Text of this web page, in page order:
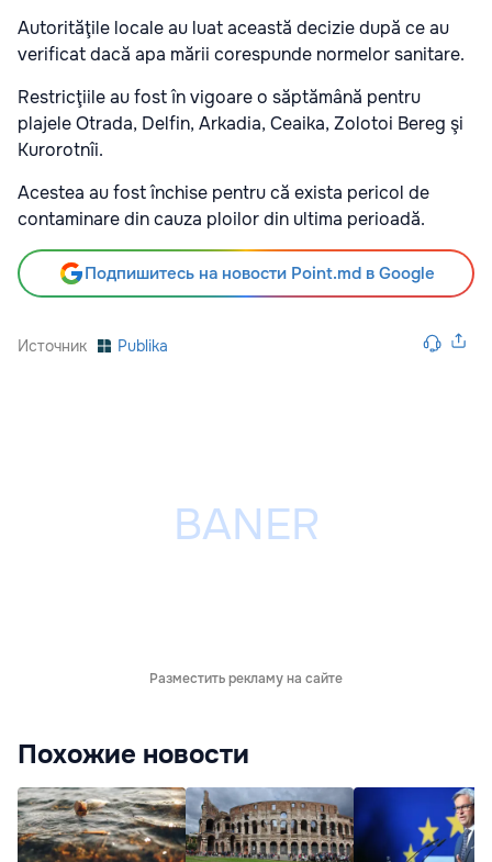
Autorităţile locale au luat această decizie după ce au
verificat dacă apa mării corespunde normelor sanitare.
Restricţiile au fost în vigoare o săptămână pentru
plajele Otrada, Delfin, Arkadia, Ceaika, Zolotoi Bereg şi
Kurorotnîi.
Acestea au fost închise pentru că exista pericol de
contaminare din cauza ploilor din ultima perioadă.
Подпишитесь на новости Point.md в Google
Источник Publika
Разместить рекламу на сайте
Похожие новости